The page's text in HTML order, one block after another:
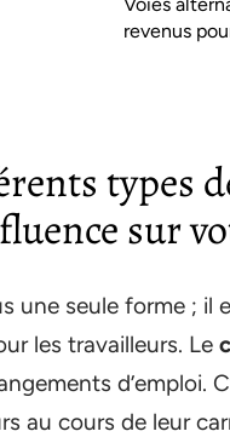
revenus
types
sur
une seule forme ; il
les travailleurs. Le
d’emploi.
au cours de leur